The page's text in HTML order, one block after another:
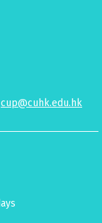
cup@cuhk.edu.hk